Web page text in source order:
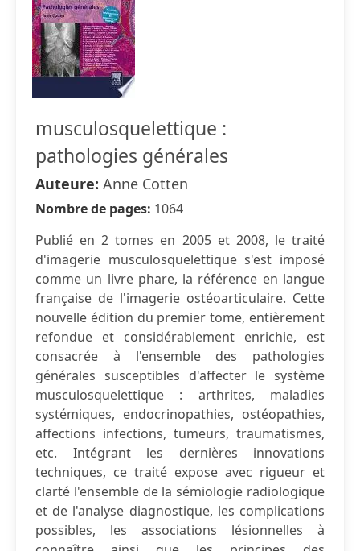
musculosquelettique :
pathologies générales
Auteure: Anne Cotten
Nombre de pages: 1064
Publié en 2 tomes en 2005 et 2008, le traité
d'imagerie musculosquelettique s'est imposé
comme un livre phare, la référence en langue
française de l'imagerie ostéoarticulaire. Cette
nouvelle édition du premier tome, entièrement
refondue et considérablement enrichie, est
consacrée à l'ensemble des pathologies
générales susceptibles d'affecter le système
musculosquelettique : arthrites, maladies
systémiques, endocrinopathies, ostéopathies,
affections infections, tumeurs, traumatismes,
etc. Intégrant les dernières innovations
techniques, ce traité expose avec rigueur et
clarté l'ensemble de la sémiologie radiologique
et de l'analyse diagnostique, les complications
possibles, les associations lésionnelles à